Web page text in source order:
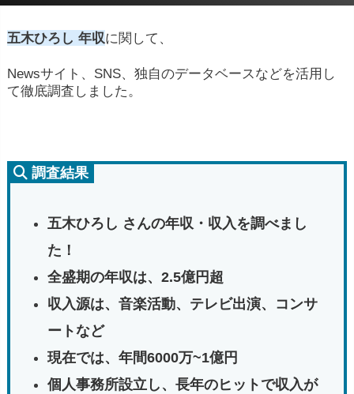
五木ひろし 年収に関して、
Newsサイト、SNS、独自のデータベースなどを活用し
て徹底調査しました。
調査結果
五木ひろし さんの年収・収入を調べまし
た！
全盛期の年収は、2.5億円超
収入源は、音楽活動、テレビ出演、コンサ
ートなど
現在では、年間6000万~1億円
個人事務所設立し、長年のヒットで収入が